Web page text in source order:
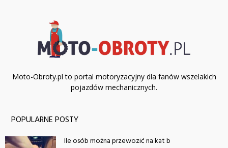
Moto-Obroty.pl to portal motoryzacyjny dla fanów wszelakich
pojazdów mechanicznych.
POPULARNE POSTY
Ile osób można przewozić na kat b